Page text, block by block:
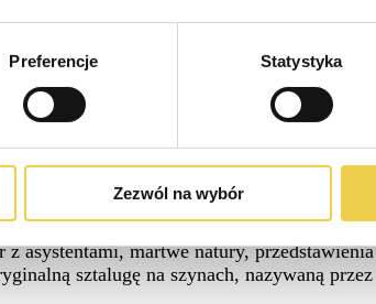
Preferencje Statystyka
Zezwól na wybór
– zaaranżowane jako przestrzeń
okresów twórczych, również z
martwe natury,
sztalugę na szynach, nazywaną